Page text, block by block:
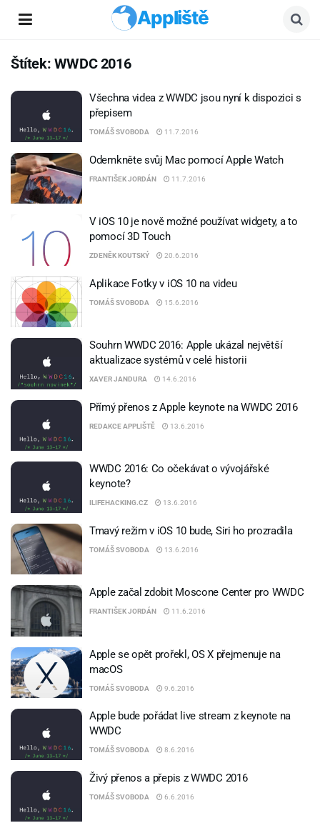
Appliště
Štítek: WWDC 2016
Všechna videa z WWDC jsou nyní k dispozici s
přepisem
TOMÁŠ SVOBODA 11.7.2016
Odemkněte svůj Mac pomocí Apple Watch
FRANTIŠEK JORDÁN 11.7.2016
V iOS 10 je nově možné používat widgety, a to
pomocí 3D Touch
ZDENĚK KOUTSKÝ 20.6.2016
Aplikace Fotky v iOS 10 na videu
TOMÁŠ SVOBODA 15.6.2016
Souhrn WWDC 2016: Apple ukázal největší
aktualizace systémů v celé historii
XAVER JANDURA 14.6.2016
Přímý přenos z Apple keynote na WWDC 2016
REDAKCE APPLIŠTĚ 13.6.2016
WWDC 2016: Co očekávat o vývojářské
keynote?
ILIFEHACKING.CZ 13.6.2016
Tmavý režim v iOS 10 bude, Siri ho prozradila
TOMÁŠ SVOBODA 13.6.2016
Apple začal zdobit Moscone Center pro WWDC
FRANTIŠEK JORDÁN 11.6.2016
Apple se opět prořekl, OS X přejmenuje na
macOS
TOMÁŠ SVOBODA 9.6.2016
Apple bude pořádat live stream z keynote na
WWDC
TOMÁŠ SVOBODA 8.6.2016
Živý přenos a přepis z WWDC 2016
TOMÁŠ SVOBODA 6.6.2016